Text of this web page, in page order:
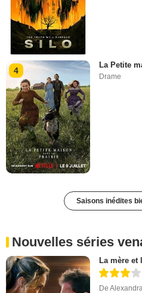
4
La Petite
Drame
Saisons inédites
Nouvelles séries
La mère et
De